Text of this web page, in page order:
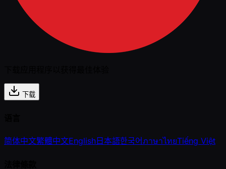
下载
简体中文繁體中文English日本語한국어ภาษาไทยTiếng Việt